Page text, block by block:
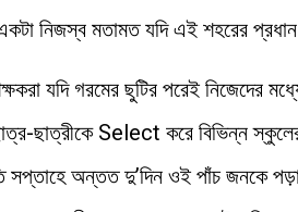
নিজস্ব মতামত যদি এই শহরের
যদি গরমের ছুটির পরেই নিজেদের
ছাত্রীকে Select করে বিভিন্ন
সপ্তাহে অন্তত দু’দিন ওই পাঁচ জনকে